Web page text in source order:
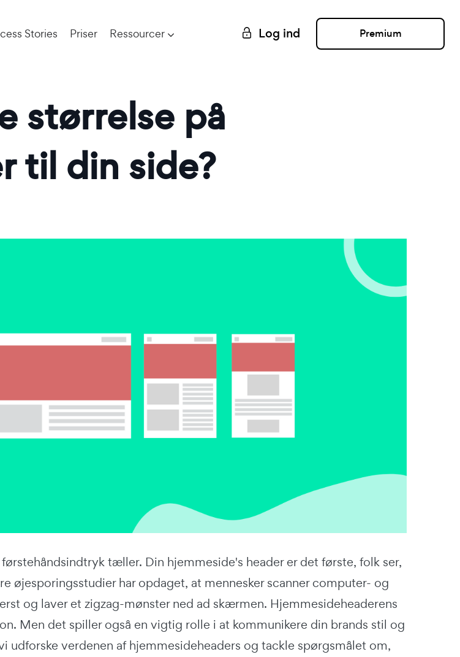
Stories Priser Ressourcer Log ind Premium
størrelse på
til din side?
tæller. Din hjemmeside's header er det første, folk ser,
øjesporingsstudier har opdaget, at mennesker scanner computer- og
og laver et zigzag-mønster ned ad skærmen. Hjemmesideheaderens
Men det spiller også en vigtig rolle i at kommunikere din brands stil og
udforske verdenen af hjemmesideheaders og tackle spørgsmålet om,